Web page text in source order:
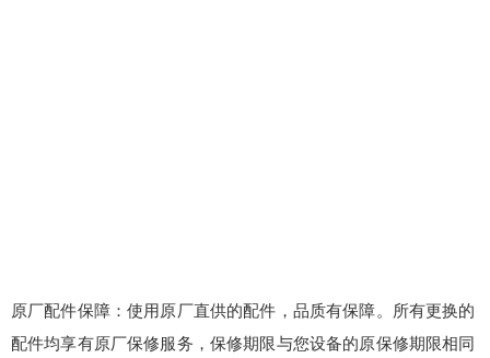
原厂配件保障：使用原厂直供的配件，品质有保障。所有更换的
配件均享有原厂保修服务，保修期限与您设备的原保修期限相同